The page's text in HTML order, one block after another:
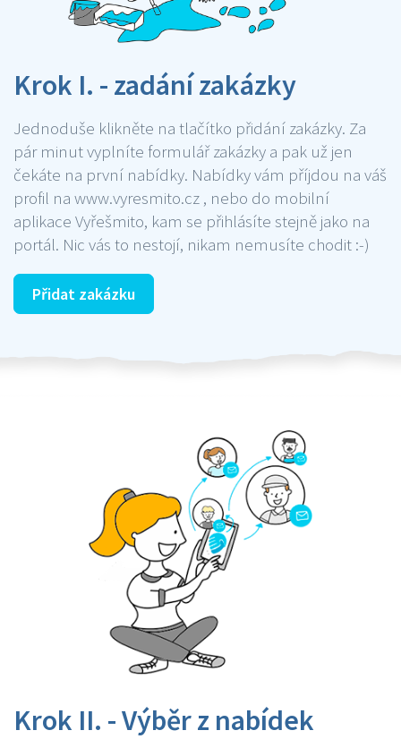
Krok I. - zadání zakázky
Jednoduše klikněte na tlačítko přidání zakázky. Za
pár minut vyplníte formulář zakázky a pak už jen
čekáte na první nabídky. Nabídky vám příjdou na váš
profil na www.vyresmito.cz , nebo do mobilní
aplikace Vyřešmito, kam se přihlásíte stejně jako na
portál. Nic vás to nestojí, nikam nemusíte chodit :-)
Přidat zakázku
Krok II. - Výběr z nabídek